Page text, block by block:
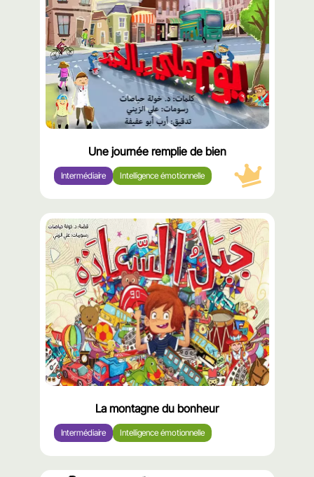
Une journée remplie de bien
Intermédiaire Intelligence émotionnelle
La montagne du bonheur
Intermédiaire Intelligence émotionnelle